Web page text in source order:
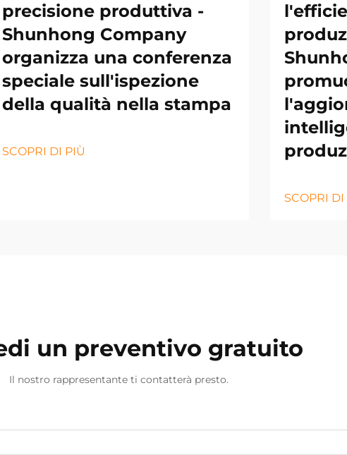
precisione produttiva -
Shunhong Company
organizza una conferenza
speciale sull'ispezione
della qualità nella stampa
SCOPRI DI PIÙ
SCOPRI DI
un preventivo gratuito
Il nostro rappresentante ti contatterà presto.